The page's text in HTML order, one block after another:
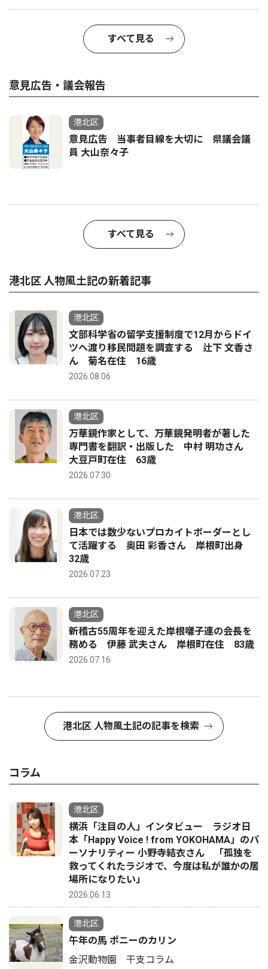
すべて見る
意見広告・議会報告
港北区
意見広告 当事者目線を大切に 県議会議
員 大山奈々子
すべて見る
港北区 人物風土記の新着記事
港北区
文部科学省の留学支援制度で12月からドイ
ツへ渡り移民問題を調査する 辻下 文香さ
ん 菊名在住 16歳
2026.08.06
港北区
万華鏡作家として、万華鏡発明者が著した
専門書を翻訳・出版した 中村 明功さん
大豆戸町在住 63歳
2026.07.30
港北区
日本では数少ないプロカイトボーダーとし
て活躍する 奥田 彩香さん 岸根町出身
32歳
2026.07.23
港北区
新稽古55周年を迎えた岸根囃子連の会長を
務める 伊藤 武夫さん 岸根町在住 83歳
2026.07.16
港北区 人物風土記の記事を検索
コラム
港北区
横浜「注目の人」インタビュー ラジオ日
本「Happy Voice ! from YOKOHAMA」のパ
ーソナリティー 小野寺結衣さん 「孤独を
救ってくれたラジオで、今度は私が誰かの居
場所になりたい」
2026.06.13
港北区
午年の馬 ポニーのカリン
金沢動物園 干支コラム